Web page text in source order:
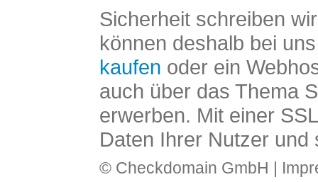
Sicherheit schreiben
können deshalb bei
kaufen oder ein
auch über das Thema
erwerben. Mit einer
Daten Ihrer Nutzer und
© Checkdomain GmbH |